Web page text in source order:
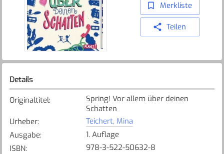
Merkliste
Teilen
Details
Originaltitel:
Spring! Vor allem über deinen
Schatten
Urheber:
Teichert, Mina
Ausgabe:
1. Auflage
ISBN:
978-3-522-50632-8